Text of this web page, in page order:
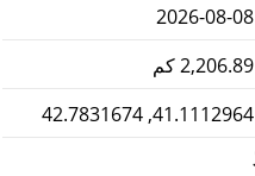
2026-08-08
2,206.89 كم
41.1112964, 42.7831674